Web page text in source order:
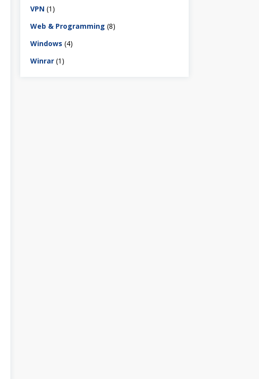
VPN (1)
Web & Programming (8)
Windows (4)
Winrar (1)